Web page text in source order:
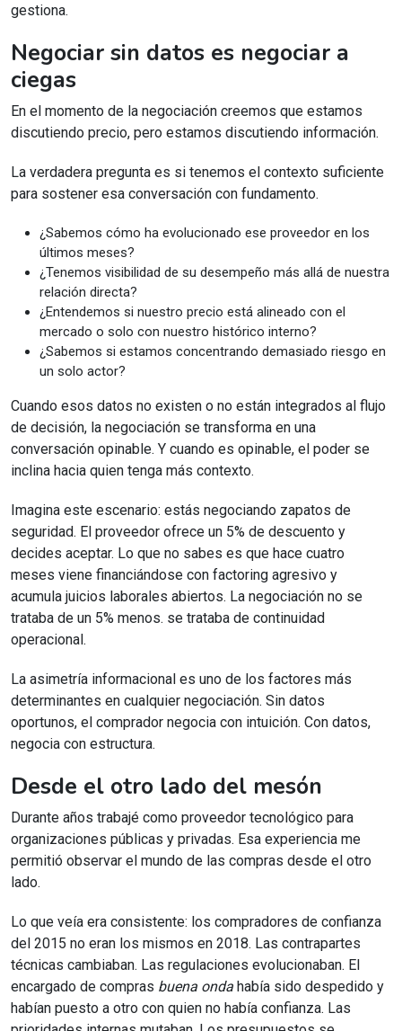
gestiona.
Negociar sin datos es negociar a
ciegas
En el momento de la negociación creemos que estamos
discutiendo precio, pero estamos discutiendo información.
La verdadera pregunta es si tenemos el contexto suficiente
para sostener esa conversación con fundamento.
¿Sabemos cómo ha evolucionado ese proveedor en los
últimos meses?
¿Tenemos visibilidad de su desempeño más allá de nuestra
relación directa?
¿Entendemos si nuestro precio está alineado con el
mercado o solo con nuestro histórico interno?
¿Sabemos si estamos concentrando demasiado riesgo en
un solo actor?
Cuando esos datos no existen o no están integrados al flujo
de decisión, la negociación se transforma en una
conversación opinable. Y cuando es opinable, el poder se
inclina hacia quien tenga más contexto.
Imagina este escenario: estás negociando zapatos de
seguridad. El proveedor ofrece un 5% de descuento y
decides aceptar. Lo que no sabes es que hace cuatro
meses viene financiándose con factoring agresivo y
acumula juicios laborales abiertos. La negociación no se
trataba de un 5% menos. se trataba de continuidad
operacional.
La asimetría informacional es uno de los factores más
determinantes en cualquier negociación. Sin datos
oportunos, el comprador negocia con intuición. Con datos,
negocia con estructura.
Desde el otro lado del mesón
Durante años trabajé como proveedor tecnológico para
organizaciones públicas y privadas. Esa experiencia me
permitió observar el mundo de las compras desde el otro
lado.
Lo que veía era consistente: los compradores de confianza
del 2015 no eran los mismos en 2018. Las contrapartes
técnicas cambiaban. Las regulaciones evolucionaban. El
encargado de compras buena onda había sido despedido y
habían puesto a otro con quien no había confianza. Las